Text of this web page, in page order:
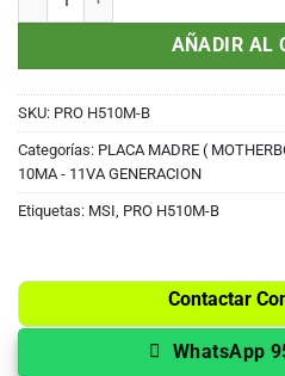
AÑADIR AL
SKU: PRO H510M-B
Categorías: PLACA MADRE (
10MA - 11VA GENERACION
Etiquetas: MSI, PRO H510M-B
Contactar
WhatsApp